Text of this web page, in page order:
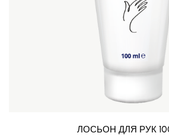
ЛОСЬОН ДЛЯ РУК